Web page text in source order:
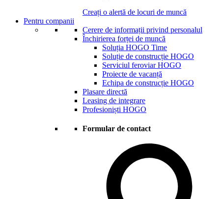
Creați o alertă de locuri de muncă
Pentru companii
Cerere de informații privind personalul
Închirierea forței de muncă
Soluția HOGO Time
Soluție de construcție HOGO
Serviciul feroviar HOGO
Proiecte de vacanță
Echipa de construcție HOGO
Plasare directă
Leasing de integrare
Profesioniști HOGO
Formular de contact